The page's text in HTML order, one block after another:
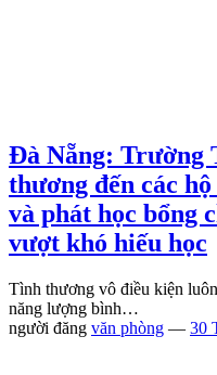
Đà Nẵng: Trường
thương đến các
và phát học bổng
vượt khó hiếu học
Tình thương vô điều kiện
năng lượng bình…
người đăng văn phòng — 30